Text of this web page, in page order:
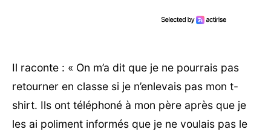
Il raconte : « On m’a dit que je ne pourrais pas
retourner en classe si je n’enlevais pas mon t-
shirt. Ils ont téléphoné à mon père après que je
les ai poliment informés que je ne voulais pas le